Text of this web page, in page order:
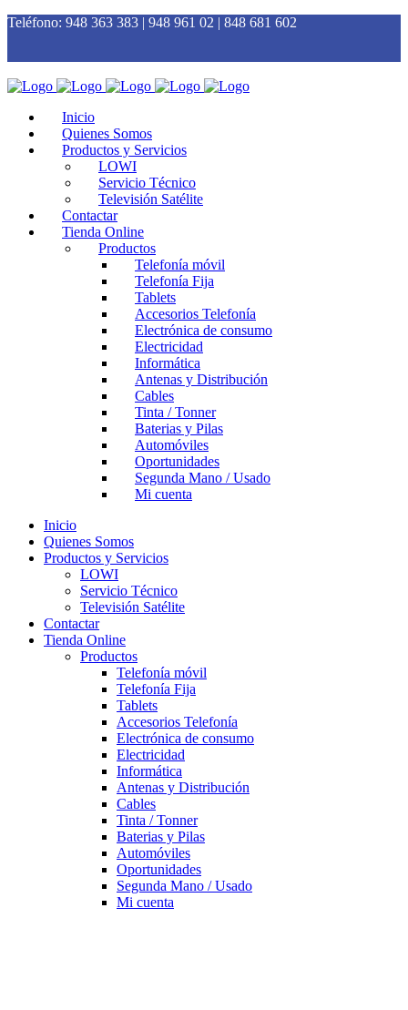
Teléfono: 948 363 383 | 948 961 02 | 848 681 602
Inicio
Quienes Somos
Productos y Servicios
LOWI
Servicio Técnico
Televisión Satélite
Contactar
Tienda Online
Productos
Telefonía móvil
Telefonía Fija
Tablets
Accesorios Telefonía
Electrónica de consumo
Electricidad
Informática
Antenas y Distribución
Cables
Tinta / Tonner
Baterias y Pilas
Automóviles
Oportunidades
Segunda Mano / Usado
Mi cuenta
Inicio
Quienes Somos
Productos y Servicios
LOWI
Servicio Técnico
Televisión Satélite
Contactar
Tienda Online
Productos
Telefonía móvil
Telefonía Fija
Tablets
Accesorios Telefonía
Electrónica de consumo
Electricidad
Informática
Antenas y Distribución
Cables
Tinta / Tonner
Baterias y Pilas
Automóviles
Oportunidades
Segunda Mano / Usado
Mi cuenta